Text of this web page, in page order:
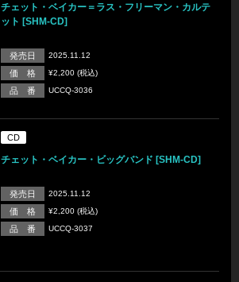
チェット・ベイカー＝ラス・フリーマン・カルテ
ット [SHM-CD]
発売日 2025.11.12
価 格 ¥2,200 (税込)
品 番 UCCQ-3036
CD
チェット・ベイカー・ビッグバンド [SHM-CD]
発売日 2025.11.12
価 格 ¥2,200 (税込)
品 番 UCCQ-3037